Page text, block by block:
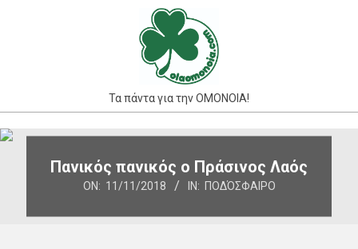
Τα πάντα για την ΟΜΟΝΟΙΑ!
Primary
NavigationΠανικός πανικός ο Πράσινος Λαός
ON: 11/11/2018 IN: ΠΟΔΌΣΦΑΙΡΟ